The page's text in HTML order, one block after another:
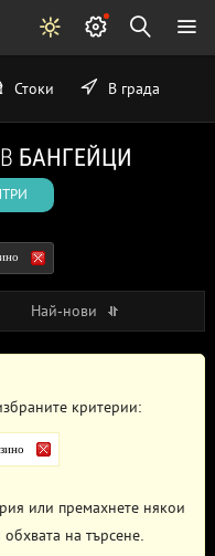
Стоки В града
БАНГЕЙЦИ
Най-нови
критерии:
или премахнете някои
на търсене.